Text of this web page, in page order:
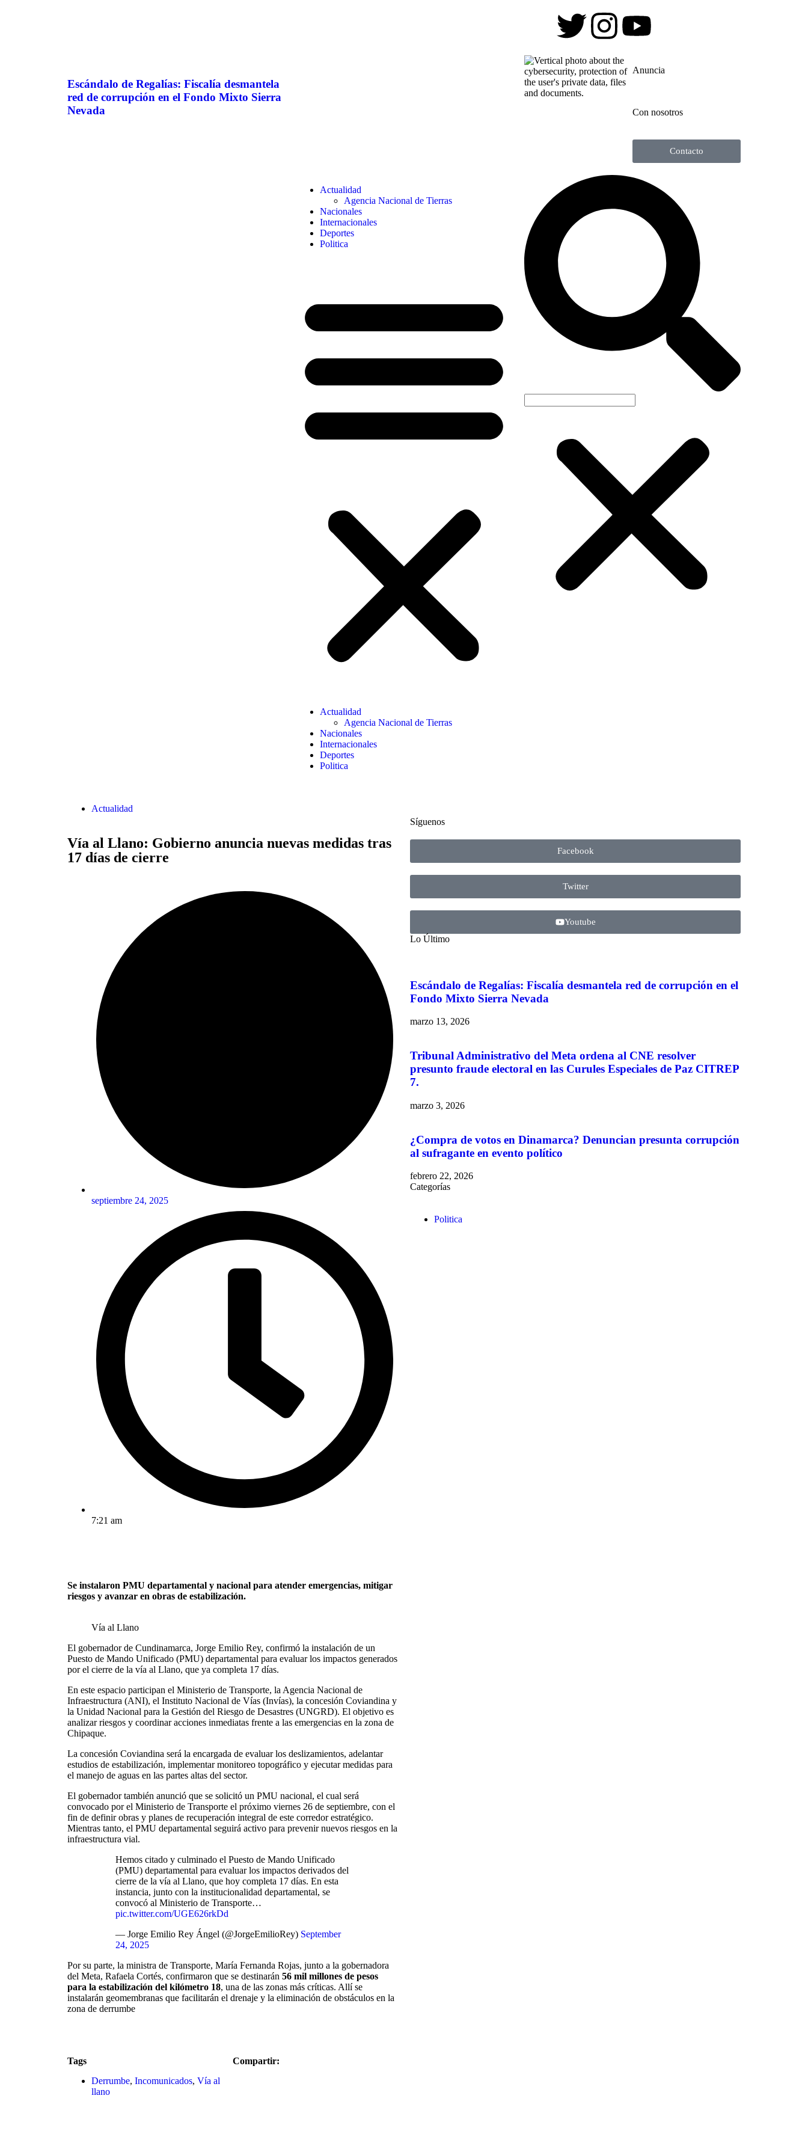
Escándalo de Regalías: Fiscalía desmantela
red de corrupción en el Fondo Mixto Sierra
Nevada
Anuncia
Con nosotros
Contacto
Actualidad
Agencia Nacional de Tierras
Nacionales
Internacionales
Deportes
Politica
Actualidad
Agencia Nacional de Tierras
Nacionales
Internacionales
Deportes
Politica
Actualidad
Vía al Llano: Gobierno anuncia nuevas medidas tras
17 días de cierre
septiembre 24, 2025
7:21 am
Se instalaron PMU departamental y nacional para atender emergencias, mitigar
riesgos y avanzar en obras de estabilización.
Vía al Llano
El gobernador de Cundinamarca, Jorge Emilio Rey, confirmó la instalación de un
Puesto de Mando Unificado (PMU) departamental para evaluar los impactos generados
por el cierre de la vía al Llano, que ya completa 17 días.
En este espacio participan el Ministerio de Transporte, la Agencia Nacional de
Infraestructura (ANI), el Instituto Nacional de Vías (Invías), la concesión Coviandina y
la Unidad Nacional para la Gestión del Riesgo de Desastres (UNGRD). El objetivo es
analizar riesgos y coordinar acciones inmediatas frente a las emergencias en la zona de
Chipaque.
La concesión Coviandina será la encargada de evaluar los deslizamientos, adelantar
estudios de estabilización, implementar monitoreo topográfico y ejecutar medidas para
el manejo de aguas en las partes altas del sector.
El gobernador también anunció que se solicitó un PMU nacional, el cual será
convocado por el Ministerio de Transporte el próximo viernes 26 de septiembre, con el
fin de definir obras y planes de recuperación integral de este corredor estratégico.
Mientras tanto, el PMU departamental seguirá activo para prevenir nuevos riesgos en la
infraestructura vial.
Hemos citado y culminado el Puesto de Mando Unificado
(PMU) departamental para evaluar los impactos derivados del
cierre de la vía al Llano, que hoy completa 17 días. En esta
instancia, junto con la institucionalidad departamental, se
convocó al Ministerio de Transporte…
pic.twitter.com/UGE626rkDd
— Jorge Emilio Rey Ángel (@JorgeEmilioRey) September
24, 2025
Por su parte, la ministra de Transporte, María Fernanda Rojas, junto a la gobernadora
del Meta, Rafaela Cortés, confirmaron que se destinarán 56 mil millones de pesos
para la estabilización del kilómetro 18, una de las zonas más críticas. Allí se
instalarán geomembranas que facilitarán el drenaje y la eliminación de obstáculos en la
zona de derrumbe
Tags
Derrumbe, Incomunicados, Vía al
llano
Compartir:
Síguenos
Facebook
Twitter
Youtube
Lo Último
Escándalo de Regalías: Fiscalía desmantela red de corrupción en el
Fondo Mixto Sierra Nevada
marzo 13, 2026
Tribunal Administrativo del Meta ordena al CNE resolver
presunto fraude electoral en las Curules Especiales de Paz CITREP
7.
marzo 3, 2026
¿Compra de votos en Dinamarca? Denuncian presunta corrupción
al sufragante en evento político
febrero 22, 2026
Categorías
Politica